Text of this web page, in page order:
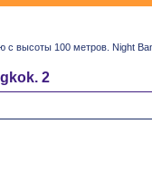
с высоты 100 метров. Night
2